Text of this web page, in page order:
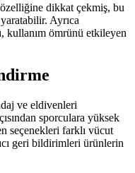
dikkat çekmiş, bu
Ayrıca
kullanım ömrünü etkileyen
ve eldivenleri
sporculara yüksek
seçenekleri farklı vücut
geri bildirimleri ürünlerin